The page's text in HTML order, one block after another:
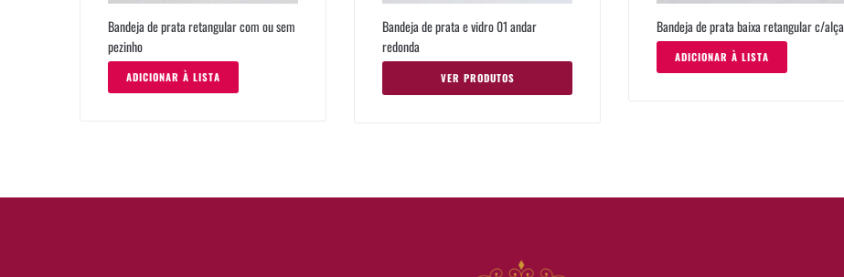
Bandeja de prata retangular com ou sem
pezinho
ADICIONAR À LISTA
Bandeja de prata e vidro 01 andar
redonda
VER PRODUTOS
Bandeja de prata baixa retangular c/alça
ADICIONAR À LISTA